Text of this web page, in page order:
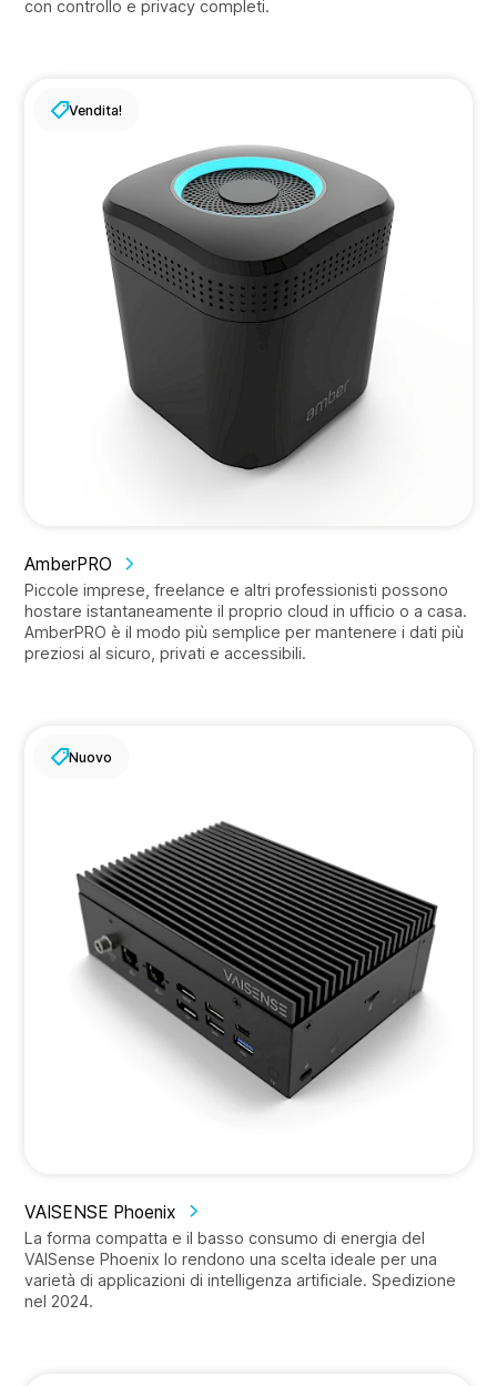
con controllo e privacy completi.
Vendita!
AmberPRO
Piccole imprese, freelance e altri professionisti possono
hostare istantaneamente il proprio cloud in ufficio o a casa.
AmberPRO è il modo più semplice per mantenere i dati più
preziosi al sicuro, privati e accessibili.
Nuovo
VAISENSE Phoenix
La forma compatta e il basso consumo di energia del
VAISense Phoenix lo rendono una scelta ideale per una
varietà di applicazioni di intelligenza artificiale. Spedizione
nel 2024.